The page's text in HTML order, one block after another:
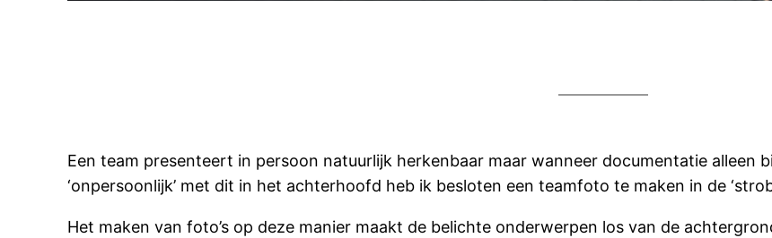
Een team presenteert in persoon natuurlijk herkenbaar maar wanneer documentatie alleen
‘onpersoonlijk’ met dit in het achterhoofd heb ik besloten een teamfoto te maken in de
Het maken van foto’s op deze manier maakt de belichte onderwerpen los van de